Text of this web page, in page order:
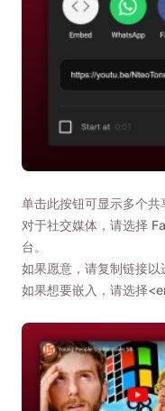
单击此按钮可显示多个共
对于社交媒体，请选择
台。
如果愿意，请复制链接以
如果想要嵌入，请选择
勾选此选项，即表示